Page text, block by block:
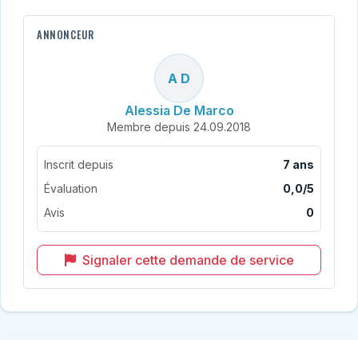
ANNONCEUR
A D
Alessia De Marco
Membre depuis 24.09.2018
Inscrit depuis
7 ans
Évaluation
0,0/5
Avis
0
Signaler cette demande de service